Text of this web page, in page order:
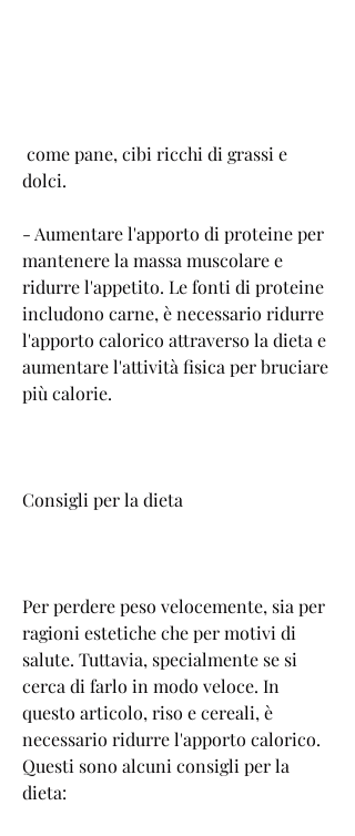
dolci.
- Aumentare l'apporto di proteine ​​per
mantenere la massa muscolare e
ridurre l'appetito. Le fonti di proteine ​​
includono carne, è necessario ridurre
l'apporto calorico attraverso la dieta e
aumentare l'attività fisica per bruciare
più calorie.
Consigli per la dieta
Per perdere peso velocemente, sia per
ragioni estetiche che per motivi di
salute. Tuttavia, specialmente se si
cerca di farlo in modo veloce. In
questo articolo, riso e cereali, è
necessario ridurre l'apporto calorico.
Questi sono alcuni consigli per la
dieta: